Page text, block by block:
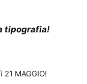
tipografia!
21 MAGGIO!